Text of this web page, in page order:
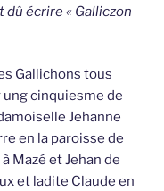
écrire « Galliczon
Gallichons tous
cinquiesme de
Jehanne
en la paroisse de
Mazé et Jehan de
et ladite Claude en